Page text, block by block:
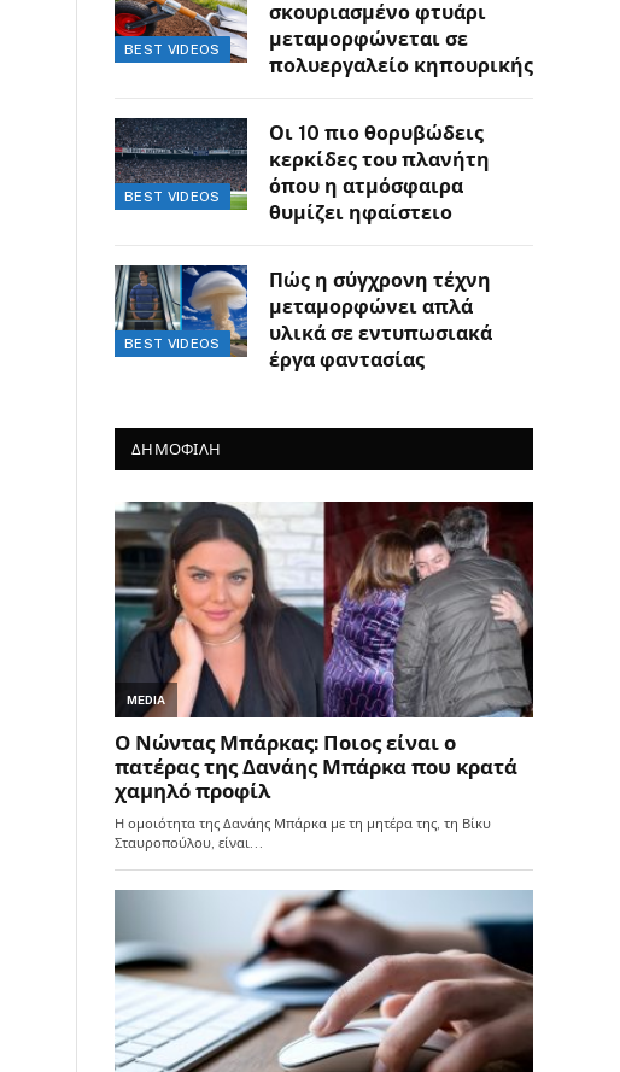
BEST VIDEOS
σκουριασμένο φτυάρι
μεταμορφώνεται σε
πολυεργαλείο κηπουρικής
BEST VIDEOS
Οι 10 πιο θορυβώδεις
κερκίδες του πλανήτη
όπου η ατμόσφαιρα
θυμίζει ηφαίστειο
BEST VIDEOS
Πώς η σύγχρονη τέχνη
μεταμορφώνει απλά
υλικά σε εντυπωσιακά
έργα φαντασίας
ΔΗΜΟΦΙΛΗ